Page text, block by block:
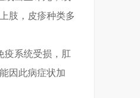
肢，皮疹种类多
疫系统受损，肛
因此病症状加